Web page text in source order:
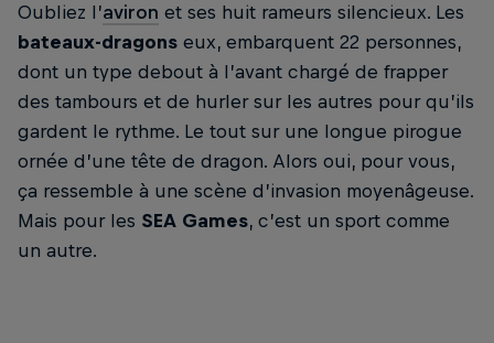
Oubliez l’aviron et ses huit rameurs silencieux. Les
bateaux-dragons eux, embarquent 22 personnes,
dont un type debout à l’avant chargé de frapper
des tambours et de hurler sur les autres pour qu’ils
gardent le rythme. Le tout sur une longue pirogue
ornée d’une tête de dragon. Alors oui, pour vous,
ça ressemble à une scène d’invasion moyenâgeuse.
Mais pour les SEA Games, c’est un sport comme
un autre.